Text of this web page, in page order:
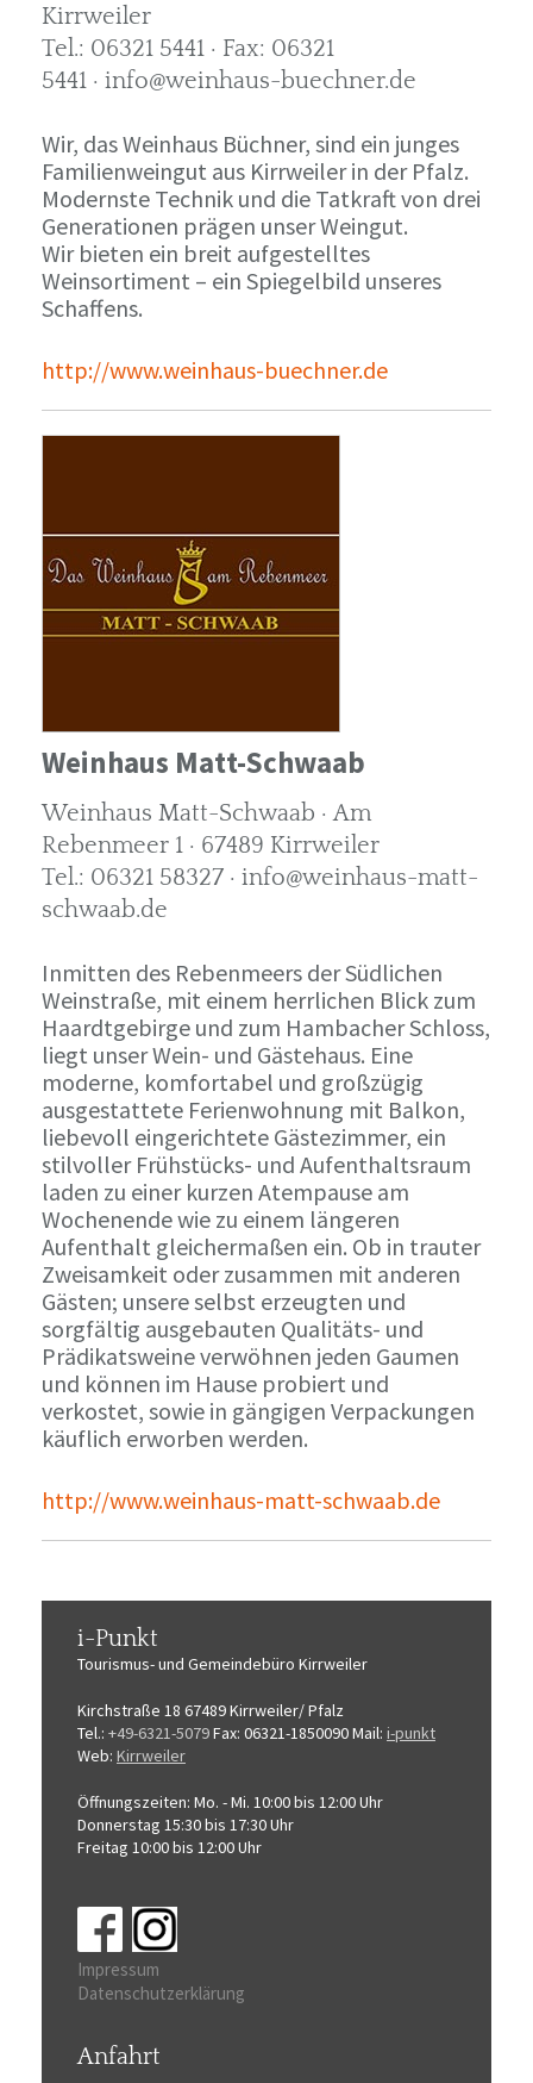
Kirrweiler
Tel.: 06321 5441 · Fax: 06321
5441 · info@weinhaus-buechner.de
Wir, das Weinhaus Büchner, sind ein junges
Familienweingut aus Kirrweiler in der Pfalz.
Modernste Technik und die Tatkraft von drei
Generationen prägen unser Weingut.
Wir bieten ein breit aufgestelltes
Weinsortiment – ein Spiegelbild unseres
Schaffens.
http://www.weinhaus-buechner.de
Weinhaus Matt-Schwaab
Weinhaus Matt-Schwaab · Am
Rebenmeer 1 · 67489 Kirrweiler
Tel.: 06321 58327 · info@weinhaus-matt-
schwaab.de
Inmitten des Rebenmeers der Südlichen
Weinstraße, mit einem herrlichen Blick zum
Haardtgebirge und zum Hambacher Schloss,
liegt unser Wein- und Gästehaus. Eine
moderne, komfortabel und großzügig
ausgestattete Ferienwohnung mit Balkon,
liebevoll eingerichtete Gästezimmer, ein
stilvoller Frühstücks- und Aufenthaltsraum
laden zu einer kurzen Atempause am
Wochenende wie zu einem längeren
Aufenthalt gleichermaßen ein. Ob in trauter
Zweisamkeit oder zusammen mit anderen
Gästen; unsere selbst erzeugten und
sorgfältig ausgebauten Qualitäts- und
Prädikatsweine verwöhnen jeden Gaumen
und können im Hause probiert und
verkostet, sowie in gängigen Verpackungen
käuflich erworben werden.
http://www.weinhaus-matt-schwaab.de
i-Punkt
Tourismus-und Gemeindebüro Kirrweiler
Kirchstraße 18 67489 Kirrweiler/ Pfalz
Tel.: +49-6321-5079Fax: 06321-1850090Mail: i-punkt
Web: Kirrweiler
Öffnungszeiten: Mo. - Mi. 10:00 bis 12:00 Uhr
Donnerstag 15:30 bis 17:30 Uhr
Freitag 10:00 bis 12:00 Uhr
Impressum
Datenschutzerklärung
Anfahrt